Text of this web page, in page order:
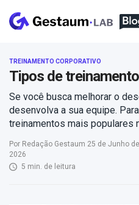
TREINAMENTO CORPORATIVO
Tipos de
Se você busca melhorar o
desenvolva a sua equipe.
treinamentos mais populares
Por Redação Gestaum 25 de Junho
2026
5 min. de leitura